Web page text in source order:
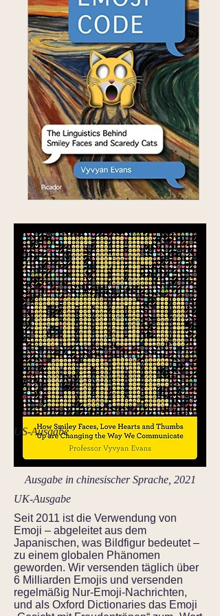
US-Ausgabe
Ausgabe in chinesischer Sprache, 2021
UK-Ausgabe
Seit 2011 ist die Verwendung von
Emoji – abgeleitet aus dem
Japanischen, was Bildfigur bedeutet –
zu einem globalen Phänomen
geworden. Wir versenden täglich über
6 Milliarden Emojis und versenden
regelmäßig Nur-Emoji-Nachrichten,
und als Oxford Dictionaries das Emoji